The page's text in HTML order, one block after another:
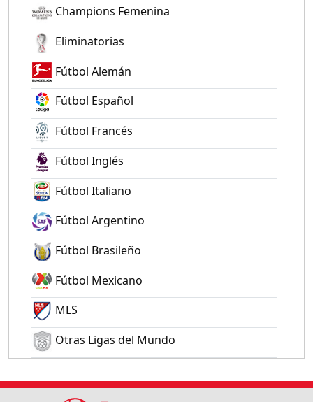
Champions Femenina
Eliminatorias
Fútbol Alemán
Fútbol Español
Fútbol Francés
Fútbol Inglés
Fútbol Italiano
Fútbol Argentino
Fútbol Brasileño
Fútbol Mexicano
MLS
Otras Ligas del Mundo